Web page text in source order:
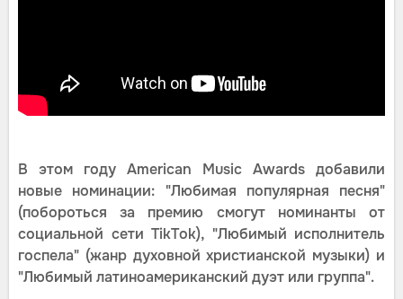
В этом году American Music Awards добавили
новые номинации: "Любимая популярная песня"
(побороться за премию смогут номинанты от
социальной сети TikTok), "Любимый исполнитель
госпела" (жанр духовной христианской музыки) и
"Любимый латиноамериканский дуэт или группа".